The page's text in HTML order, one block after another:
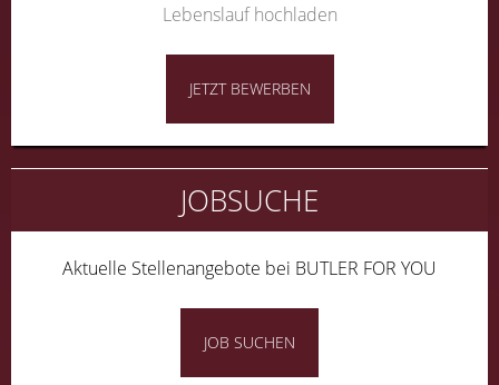
Lebenslauf hochladen
JETZT BEWERBEN
JOBSUCHE
Aktuelle Stellenangebote bei BUTLER FOR YOU
JOB SUCHEN